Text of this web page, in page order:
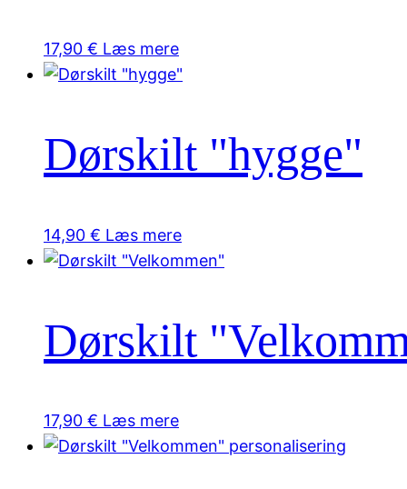
17,90 € Læs mere
Dørskilt "hygge"
14,90 € Læs mere
Dørskilt
17,90 € Læs mere